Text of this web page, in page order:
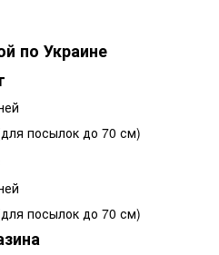
по Украине
посылок до 70 см)
посылок до 70 см)